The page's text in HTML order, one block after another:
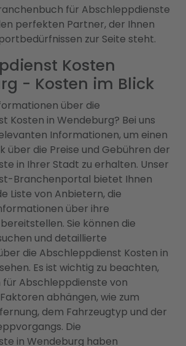
für Abschleppdienste
perfekten Partner, der Ihnen
zur Seite steht.
Kosten
- Kosten im Blick
über die
Kosten in Wendeburg? Bei uns
Informationen, um einen
über die Preise und Gebühren der
in Ihrer Stadt zu erhalten. Unser
Branchenportal bietet Ihnen
Liste von Anbietern, die
über ihre
Sie können die
und detaillierte
die Abschleppdienst Kosten in
Es ist wichtig zu beachten,
für Abschleppdienste von
abhängen, wie zum
dem Fahrzeugtyp und der
Die
in Wendeburg haben